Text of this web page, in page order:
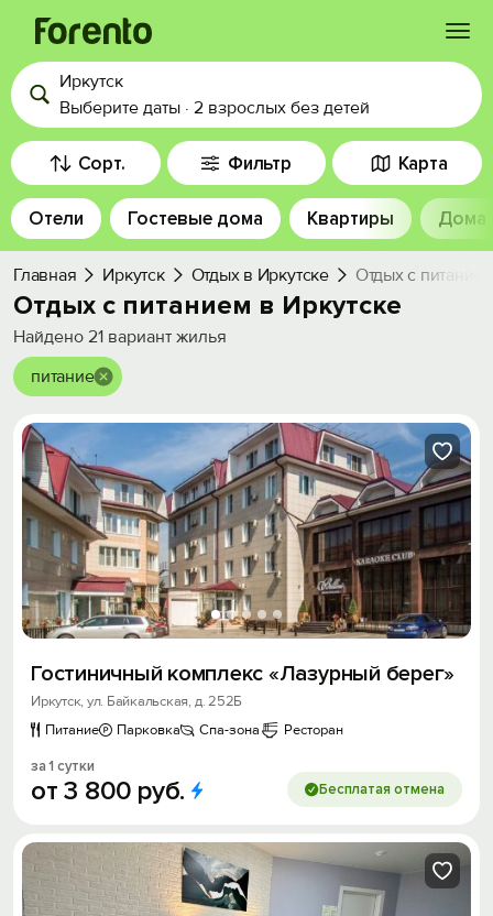
Войти
Избранное
История просмотра
Добавить свой объект
Иркутск
Выберите даты · 2 взрослых без детей
Сорт. Фильтр Карта
Отели Гостевые дома Квартиры Дома
Главная Иркутск Отдых в Иркутске Отдых с питанием
Отдых с питанием в Иркутске
Найдено 21 вариант жилья
питание
Гостиничный комплекс «Лазурный берег»
Иркутск, ул. Байкальская, д. 252Б
Питание
Парковка Спа-зона Ресторан
за 1 сутки
от3 800 руб. Бесплатая отмена